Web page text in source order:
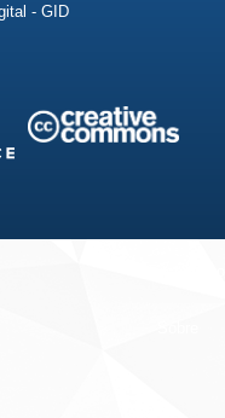
- GID